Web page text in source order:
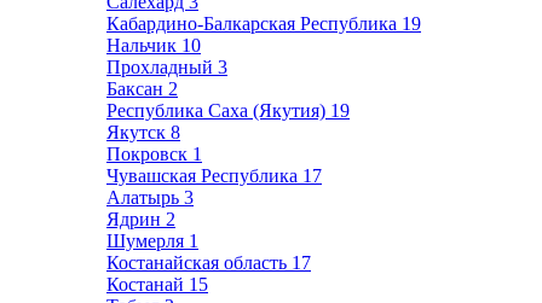
Кабардино-Балкарская Республика 19
Нальчик 10
Прохладный 3
Баксан 2
Республика Саха (Якутия) 19
Якутск 8
Покровск 1
Чувашская Республика 17
Алатырь 3
Ядрин 2
Шумерля 1
Костанайская область 17
Костанай 15